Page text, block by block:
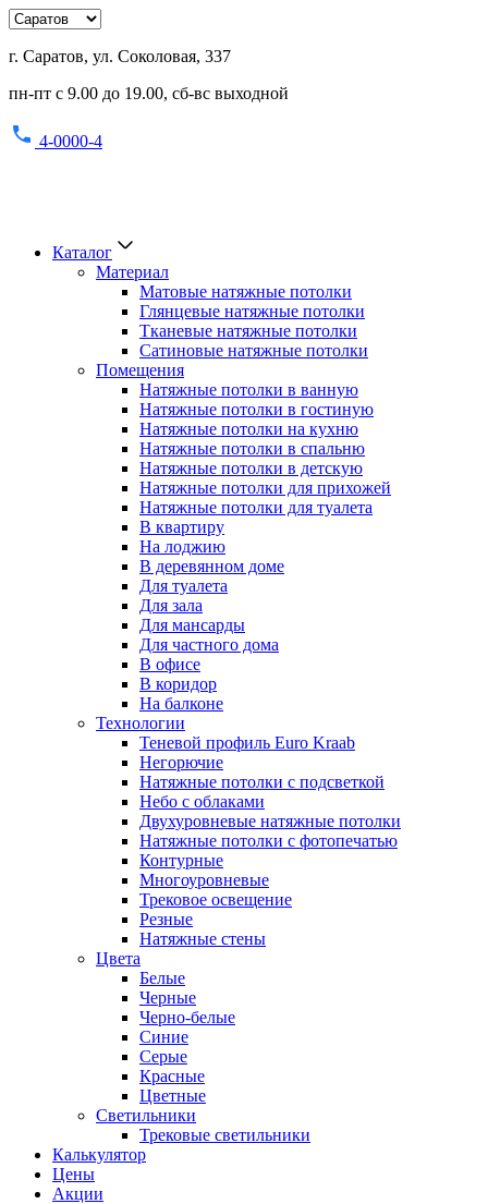
г. Саратов, ул. Соколовая, 337
пн-пт с 9.00 до 19.00, сб-вс выходной
4-0000-4
Каталог
Материал
Матовые натяжные потолки
Глянцевые натяжные потолки
Тканевые натяжные потолки
Сатиновые натяжные потолки
Помещения
Натяжные потолки в ванную
Натяжные потолки в гостиную
Натяжные потолки на кухню
Натяжные потолки в спальню
Натяжные потолки в детскую
Натяжные потолки для прихожей
Натяжные потолки для туалета
В квартиру
На лоджию
В деревянном доме
Для туалета
Для зала
Для мансарды
Для частного дома
В офисе
В коридор
На балконе
Технологии
Теневой профиль Euro Kraab
Негорючие
Натяжные потолки с подсветкой
Небо с облаками
Двухуровневые натяжные потолки
Натяжные потолки с фотопечатью
Контурные
Многоуровневые
Трековое освещение
Резные
Натяжные стены
Цвета
Белые
Черные
Черно-белые
Синие
Серые
Красные
Цветные
Светильники
Трековые светильники
Калькулятор
Цены
Акции